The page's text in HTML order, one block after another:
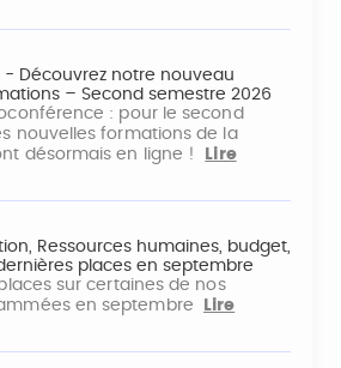
- Découvrez notre nouveau
– Second semestre 2026
: pour le second
nouvelles formations de la
désormais en ligne !
Lire
Ressources humaines, budget,
places en septembre
sur certaines de nos
en septembre
Lire